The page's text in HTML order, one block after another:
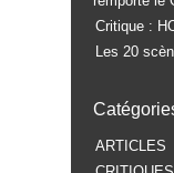
Critique :
Les 20
ARTICLES